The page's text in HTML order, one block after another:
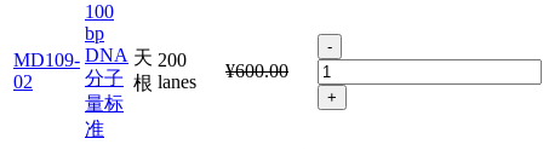
MD109-
02
100
bp
DNA
分子
量标
准
天
根
200
lanes
¥600.00
-
+